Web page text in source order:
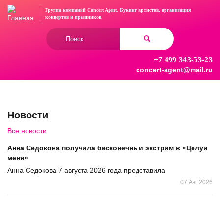
Перейти
Группа компаний Concert Agent. Букинг артистов, организация
концертови праздников.
+7 499 343-53-23
concert-agent@mail.ru
Новости
Все новости
Анна Седокова получила бесконечный экстрим в «Целуй
меня»
Анна Седокова 7 августа 2026 года представила
07 Авг 2026